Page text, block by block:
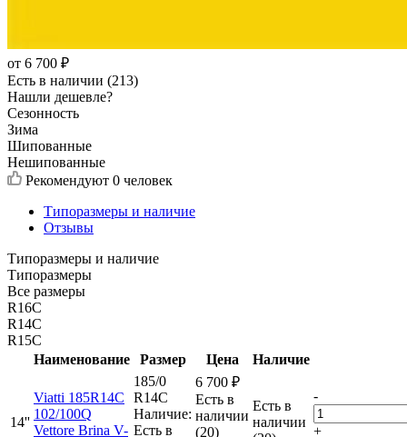
от 6 700 ₽
Есть в наличии (213)
Нашли дешевле?
Сезонность
Зима
Шипованные
Нешипованные
Рекомендуют 0 человек
Типоразмеры и наличие
Отзывы
Типоразмеры и наличие
Типоразмеры
Все размеры
R16C
R14C
R15C
Наименование
Размер Цена Наличие
14''
Viatti 185R14C
102/100Q
Vettore Brina V-
185/0
R14C
Наличие:
Есть в
6 700 ₽
Есть в
наличии
(20)
Есть в
наличии
-
+